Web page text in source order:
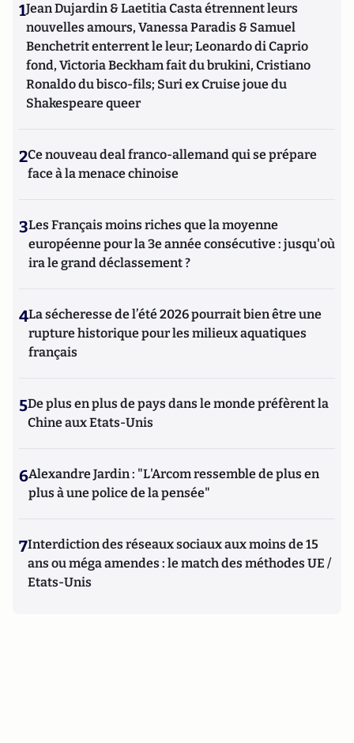
1Jean Dujardin & Laetitia Casta étrennent leurs
nouvelles amours, Vanessa Paradis & Samuel
Benchetrit enterrent le leur; Leonardo di Caprio
fond, Victoria Beckham fait du brukini, Cristiano
Ronaldo du bisco-fils; Suri ex Cruise joue du
Shakespeare queer
2Ce nouveau deal franco-allemand qui se prépare
face à la menace chinoise
3Les Français moins riches que la moyenne
européenne pour la 3e année consécutive : jusqu'où
ira le grand déclassement ?
4La sécheresse de l’été 2026 pourrait bien être une
rupture historique pour les milieux aquatiques
français
5De plus en plus de pays dans le monde préfèrent la
Chine aux Etats-Unis
6Alexandre Jardin : "L'Arcom ressemble de plus en
plus à une police de la pensée"
7Interdiction des réseaux sociaux aux moins de 15
ans ou méga amendes : le match des méthodes UE /
Etats-Unis